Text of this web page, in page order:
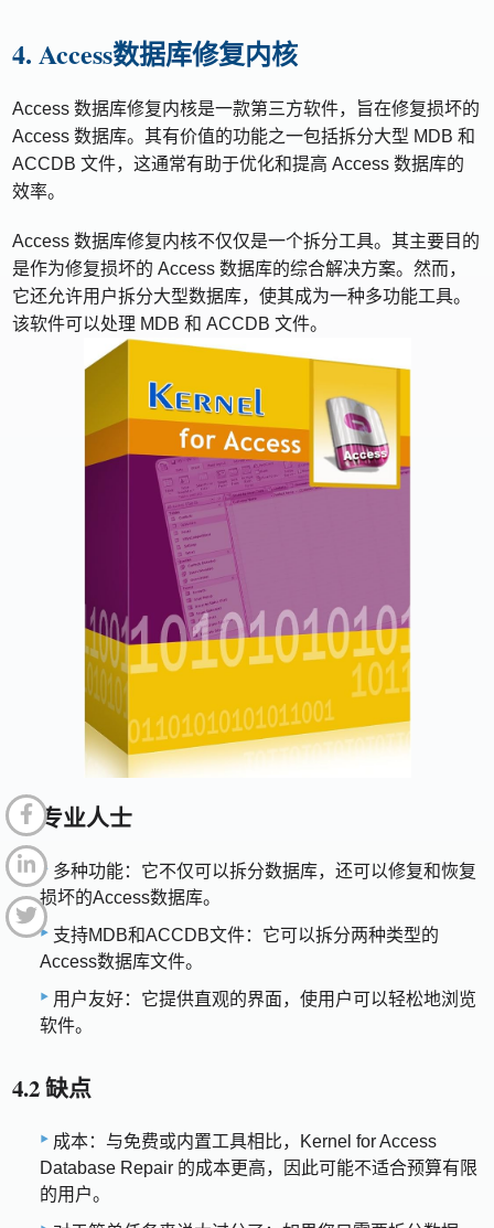
4. Access数据库修复内核
Access 数据库修复内核是一款第三方软件，旨在修复损坏的
Access 数据库。其有价值的功能之一包括拆分大型 MDB 和
ACCDB 文件，这通常有助于优化和提高 Access 数据库的
效率。
Access 数据库修复内核不仅仅是一个拆分工具。其主要目的
是作为修复损坏的 Access 数据库的综合解决方案。然而，
它还允许用户拆分大型数据库，使其成为一种多功能工具。
该软件可以处理 MDB 和 ACCDB 文件。
4.1专业人士
多种功能：它不仅可以拆分数据库，还可以修复和恢复
损坏的Access数据库。
支持MDB和ACCDB文件：它可以拆分两种类型的
Access数据库文件。
用户友好：它提供直观的界面，使用户可以轻松地浏览
软件。
4.2 缺点
成本：与免费或内置工具相比，Kernel for Access
Database Repair 的成本更高，因此可能不适合预算有限
的用户。